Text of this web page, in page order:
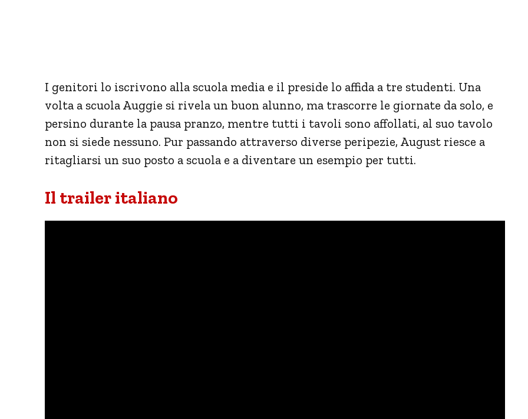
I genitori lo iscrivono alla scuola media e il preside lo affida a tre studenti. Una
volta a scuola Auggie si rivela un buon alunno, ma trascorre le giornate da solo, e
persino durante la pausa pranzo, mentre tutti i tavoli sono affollati, al suo tavolo
non si siede nessuno. Pur passando attraverso diverse peripezie, August riesce a
ritagliarsi un suo posto a scuola e a diventare un esempio per tutti.
Il trailer italiano